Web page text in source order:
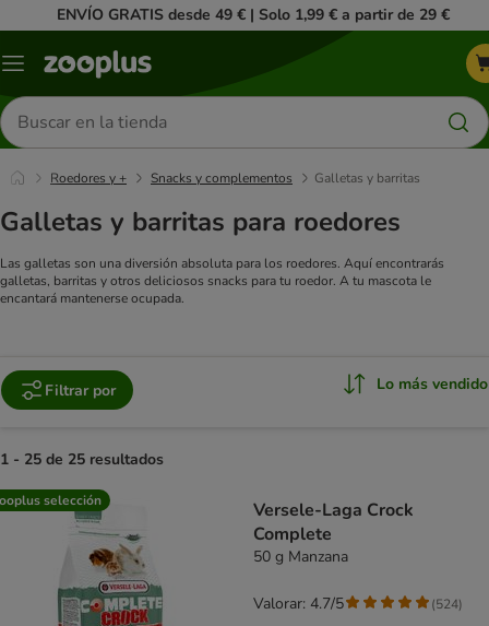
ENVÍO GRATIS desde 49 € | Solo 1,99 € a partir de 29 €
Menú
Buscar
productos
Roedores y + Snacks y complementos Galletas y barritas
Galletas y barritas para roedores
Las galletas son una diversión absoluta para los roedores. Aquí encontrarás
galletas, barritas y otros deliciosos snacks para tu roedor. A tu mascota le
encantará mantenerse ocupada.
Filtrar por Lo más vendido
1 - 25 de 25 resultados
product items have been changed
selección
Versele-Laga Crock
Complete
50 g Manzana
Valorar: 4.7/5 (524)